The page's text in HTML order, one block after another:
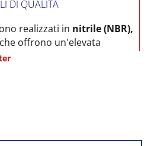
DI QUALITÀ
realizzati in nitrile (NBR),
offrono un'elevata
e ambiente salino.